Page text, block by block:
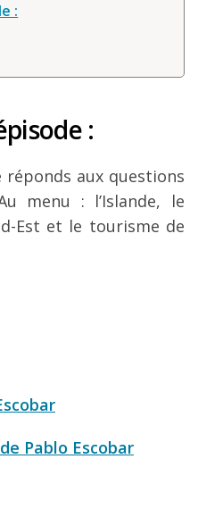
:
:
réponds aux questions
menu : l’Islande, le
Est et le tourisme de
Pablo Escobar